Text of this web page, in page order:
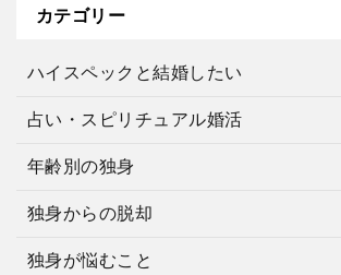
カテゴリー
ハイスペックと結婚したい
占い・スピリチュアル婚活
年齢別の独身
独身からの脱却
独身が悩むこと